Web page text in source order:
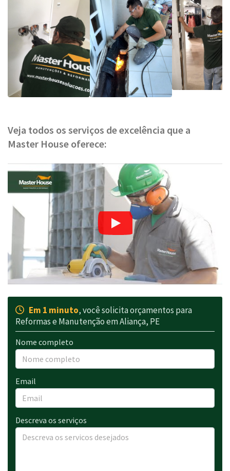
Veja todos os serviços de excelência que a
Master House oferece:
Em 1 minuto, você solicita orçamentos para
Reformas e Manutenção em Aliança, PE
Nome completo
Email
Descreva os serviços